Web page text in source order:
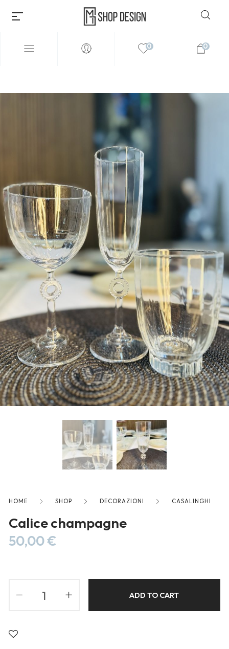
Millions of people around the
world visit Envato to buy and
sell creative assets, use smart
design templates, learn
creative skills or even hire
freelancers. With an industry-
leading marketplace paired
with an unlimited subscription
service, Envato helps creatives
like you get projects done
faster.
About Envato
Careers
Privacy Policy
Community
Blog
0 0
HOME SHOP DECORAZIONI CASALINGHI
Calice champagne
50,00€
ADD TO CART